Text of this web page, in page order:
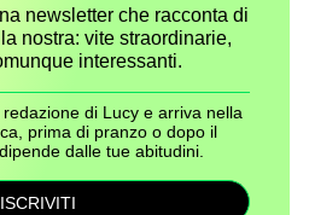
newsletter che racconta di
nostra: vite straordinarie,
interessanti.
di Lucy e arriva nella
prima di pranzo o dopo il
dalle tue abitudini.
ISCRIVITI